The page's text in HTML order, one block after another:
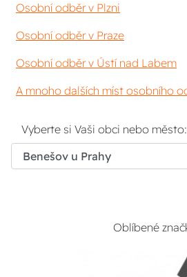
Osobní odběr v Plzni
Osobní odběr v Praze
Osobní odběr v Ústí nad Labem
A mnoho dalších míst osobního
Vyberte si Vaši obci nebo město:
Oblíbené